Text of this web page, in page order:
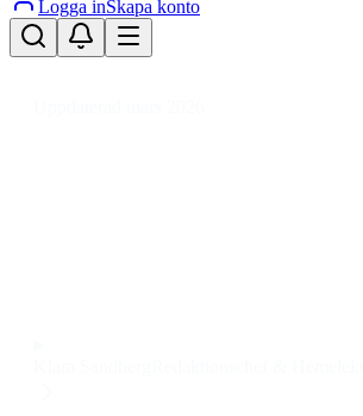
Logga inSkapa konto